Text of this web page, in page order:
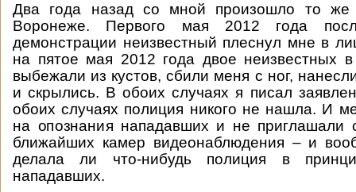
Два года назад со мной произошло то
Воронеже. Первого мая 2012 года
демонстрации неизвестный плеснул мне в
на пятое мая 2012 года двое неизвестных в
выбежали из кустов, сбили меня с ног,
и скрылись. В обоих случаях я писал
обоих случаях полиция никого не нашла. И
на опознания нападавших и не приглашали
ближайших камер видеонаблюдения – и
делала ли что-нибудь полиция в
нападавших.